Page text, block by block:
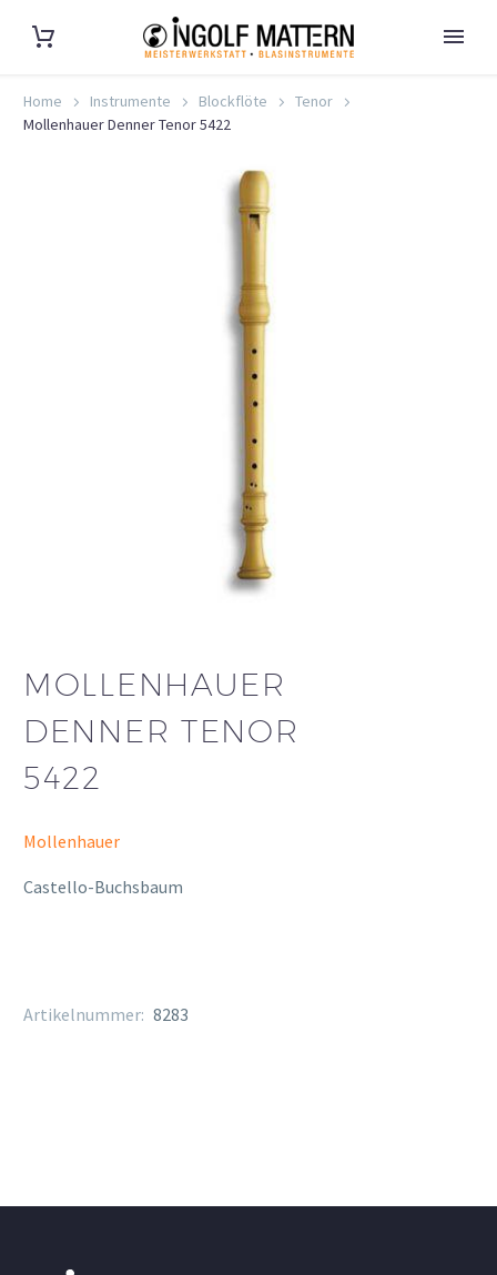
Home Instrumente Blockflöte
Tenor
Mollenhauer Denner Tenor 5422
MOLLENHAUER
DENNER TENOR
5422
Mollenhauer
Castello-Buchsbaum
Artikelnummer: 8283